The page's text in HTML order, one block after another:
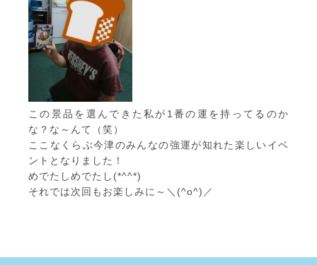
この景品を選んできた私が1番の運を持ってるのか
な？な～んて（笑）
ここなくらぶ今津のみんなの強運が知れた楽しいイベ
ントとなりました！
めでたしめでたし(*^^*)
それでは次回もお楽しみに～＼(^o^)／